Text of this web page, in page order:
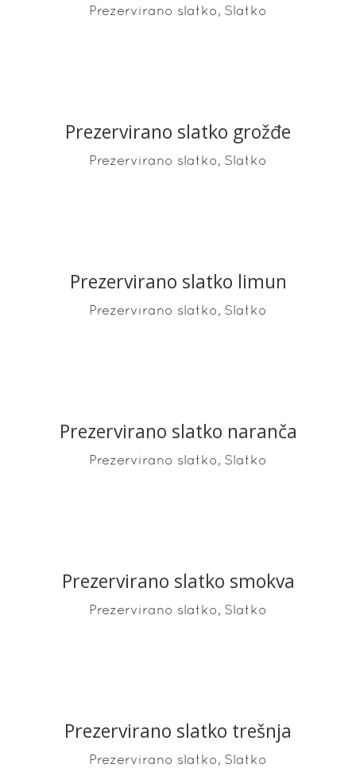
Prezervirano slatko, Slatko
READ MORE
Prezervirano slatko grožđe
Prezervirano slatko, Slatko
READ MORE
Prezervirano slatko limun
Prezervirano slatko, Slatko
READ MORE
Prezervirano slatko naranča
Prezervirano slatko, Slatko
READ MORE
Prezervirano slatko smokva
Prezervirano slatko, Slatko
READ MORE
Prezervirano slatko trešnja
Prezervirano slatko, Slatko